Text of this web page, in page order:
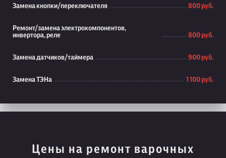
Замена кнопки/переключателя 800 руб.
Ремонт/замена электрокомпонентов,
инвертора, реле
800 руб.
Замена датчиков/таймера 900 руб.
Замена ТЭНа 1 100 руб.
Цены на ремонт варочных